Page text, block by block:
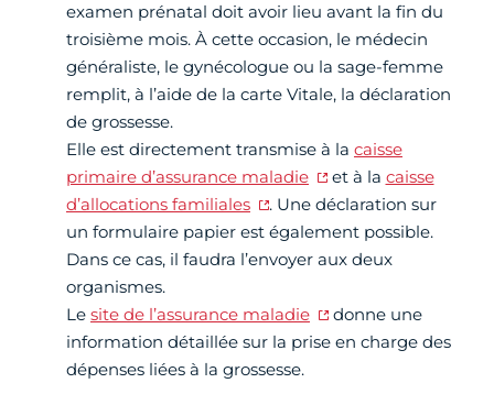
examen prénatal doit avoir lieu avant la fin du
troisième mois. À cette occasion, le médecin
généraliste, le gynécologue ou la sage-femme
remplit, à l’aide de la carte Vitale, la déclaration
de grossesse.
Elle est directement transmise à la caisse
primaire d’assurance maladie
et à la caisse
d’allocations familiales
. Une déclaration sur
un formulaire papier est également possible.
Dans ce cas, il faudra l’envoyer aux deux
organismes.
Le site de l’assurance maladie
donne une
information détaillée sur la prise en charge des
dépenses liées à la grossesse.